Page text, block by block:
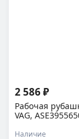
Рабочая
VAG,
Наличие
2 586 ₽